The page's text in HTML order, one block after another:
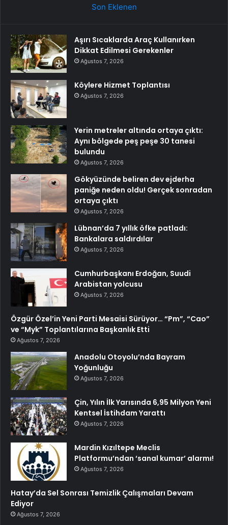
Son Eklenen
Aşırı Sıcaklarda Araç Kullanırken
Dikkat Edilmesi Gerekenler
Ağustos 7, 2026
Köylere Hizmet Toplantısı
Ağustos 7, 2026
Yerin metreler altında ortaya çıktı:
Aynı bölgede peş peşe 30 tanesi
bulundu
Ağustos 7, 2026
Gökyüzünde beliren dev ejderha
paniğe neden oldu! Gerçek sonradan
ortaya çıktı
Ağustos 7, 2026
Lübnan’da 7 yıllık öfke patladı:
Bankalara saldırdılar
Ağustos 7, 2026
Cumhurbaşkanı Erdoğan, Suudi
Arabistan yolcusu
Ağustos 7, 2026
Özgür Özel’in Yeni Parti Mesaisi Sürüyor… “Pm”, “Cao”
ve “Myk” Toplantılarına Başkanlık Etti
Ağustos 7, 2026
Anadolu Otoyolu’nda Bayram
Yoğunluğu
Ağustos 7, 2026
Çin, Yılın İlk Yarısında 6,95 Milyon Yeni
Kentsel İstihdam Yarattı
Ağustos 7, 2026
Mardin Kızıltepe Meclis
Platformu’ndan ‘sanal kumar’ alarmı!
Ağustos 7, 2026
Hatay’da Sel Sonrası Temizlik Çalışmaları Devam
Ediyor
Ağustos 7, 2026